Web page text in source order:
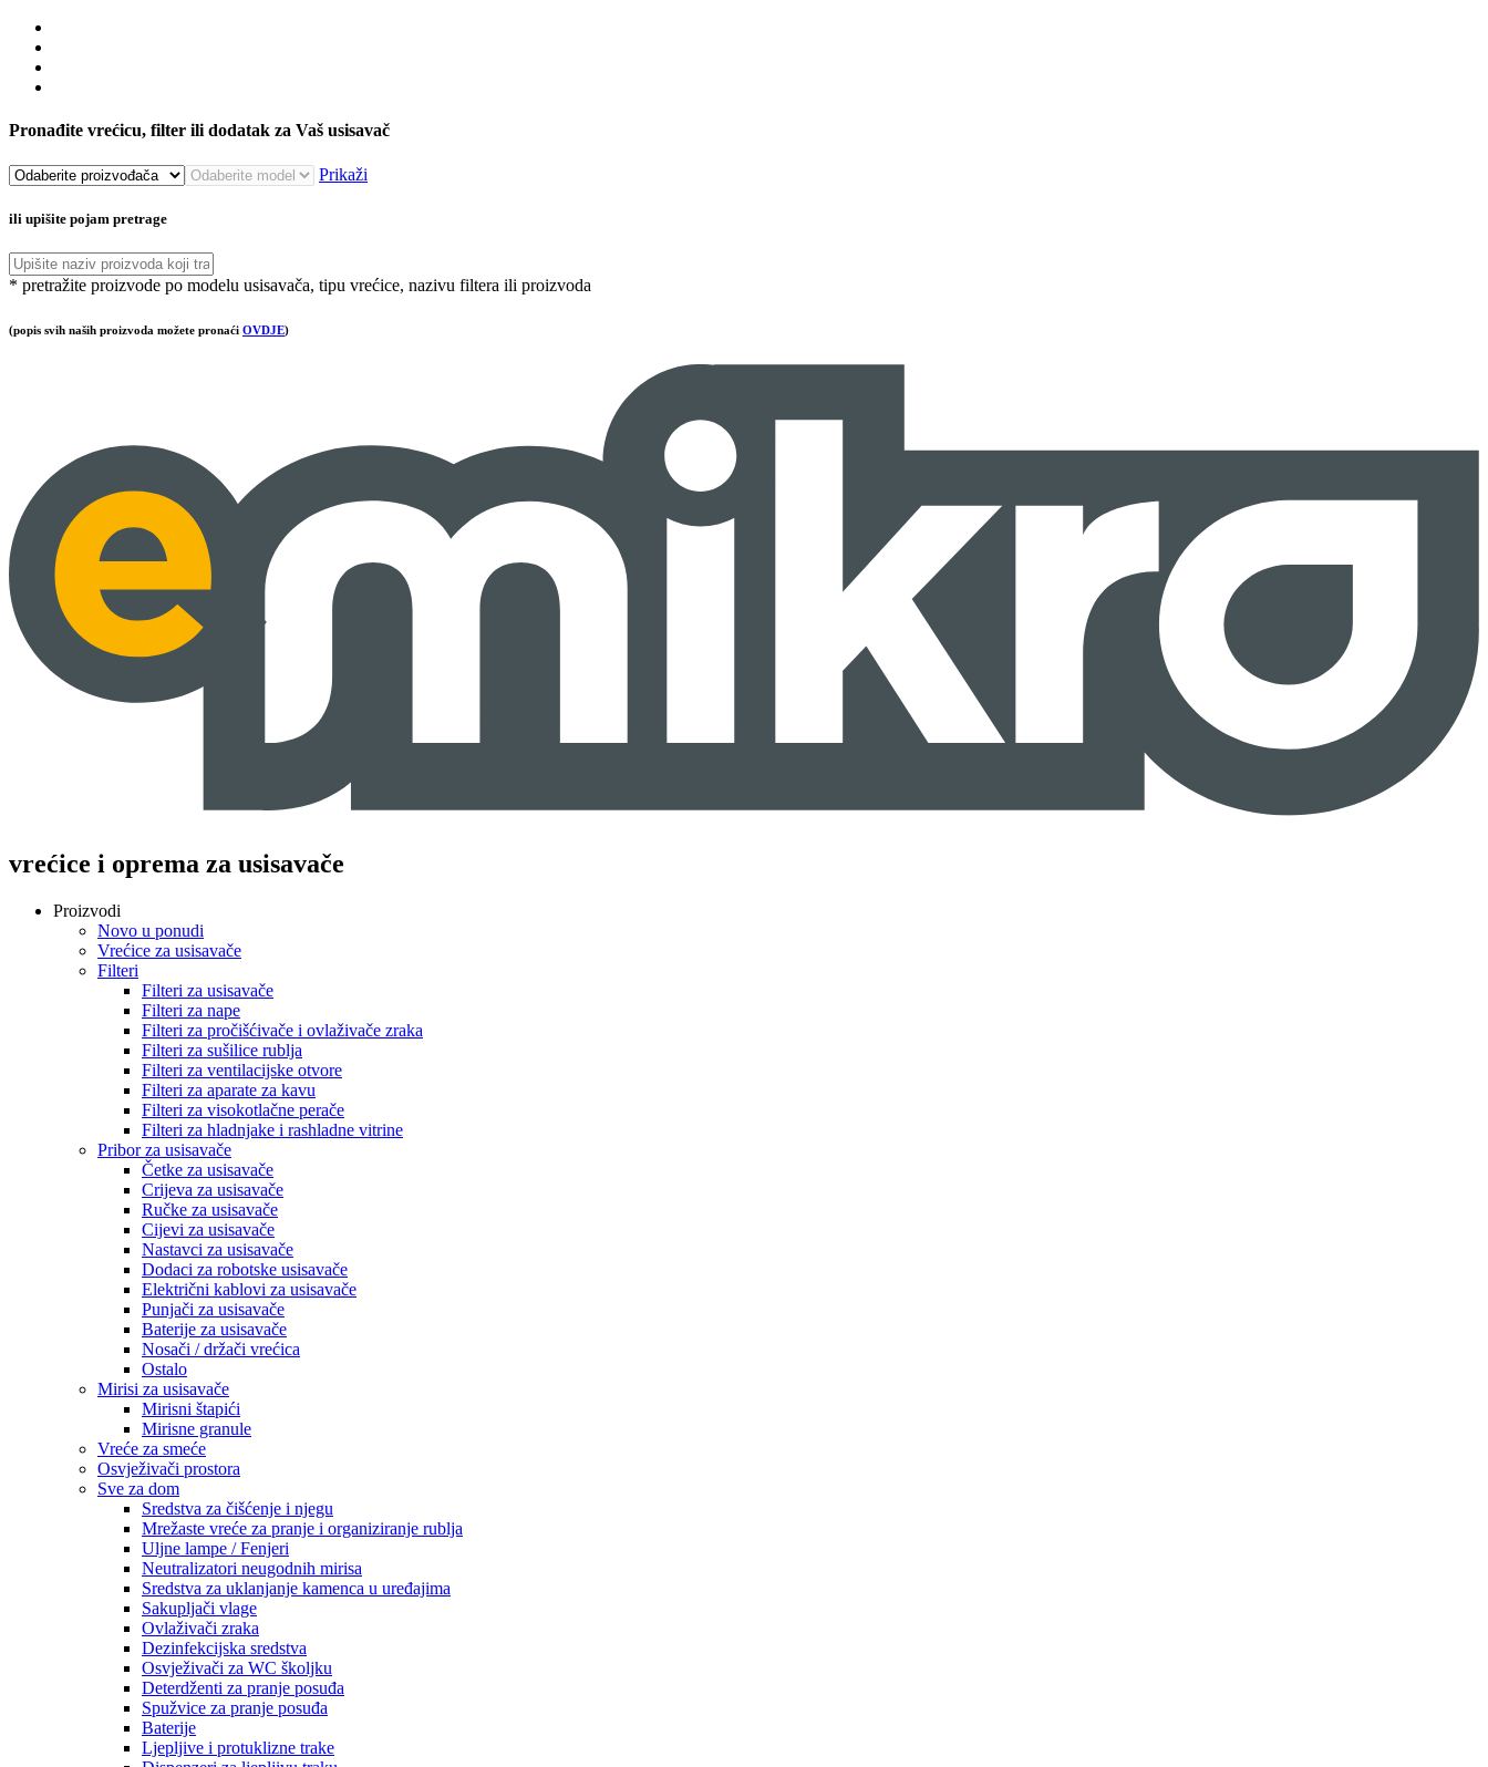
Pronađite vrećicu, filter ili dodatak za Vaš usisavač
Prikaži
ili upišite pojam pretrage
* pretražite proizvode po modelu usisavača, tipu vrećice, nazivu filtera ili proizvoda
(popis svih naših proizvoda možete pronaći OVDJE)
vrećice i oprema za usisavače
Proizvodi
Novo u ponudi
Vrećice za usisavače
Filteri
Filteri za usisavače
Filteri za nape
Filteri za pročišćivače i ovlaživače zraka
Filteri za sušilice rublja
Filteri za ventilacijske otvore
Filteri za aparate za kavu
Filteri za visokotlačne perače
Filteri za hladnjake i rashladne vitrine
Pribor za usisavače
Četke za usisavače
Crijeva za usisavače
Ručke za usisavače
Cijevi za usisavače
Nastavci za usisavače
Dodaci za robotske usisavače
Električni kablovi za usisavače
Punjači za usisavače
Baterije za usisavače
Nosači / držači vrećica
Ostalo
Mirisi za usisavače
Mirisni štapići
Mirisne granule
Vreće za smeće
Osvježivači prostora
Sve za dom
Sredstva za čišćenje i njegu
Mrežaste vreće za pranje i organiziranje rublja
Uljne lampe / Fenjeri
Neutralizatori neugodnih mirisa
Sredstva za uklanjanje kamenca u uređajima
Sakupljači vlage
Ovlaživači zraka
Dezinfekcijska sredstva
Osvježivači za WC školjku
Deterdženti za pranje posuđa
Spužvice za pranje posuđa
Baterije
Ljepljive i protuklizne trake